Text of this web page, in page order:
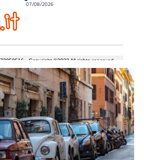
07/08/2026